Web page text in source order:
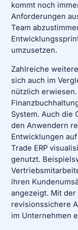
kommt noch
Anforderungen
Team
umzusetzen.
Zahlreiche
sich auch im
nützlich
System. Auch die
den Anwendern
Entwicklungen
Trade ERP
genutzt.
ihren
angezeigt. Mit
revisionssichere
im Unternehmen